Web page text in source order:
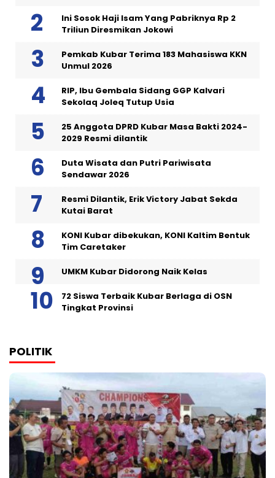
Ini Sosok Haji Isam Yang Pabriknya Rp 2
Triliun Diresmikan Jokowi
Pemkab Kubar Terima 183 Mahasiswa KKN
Unmul 2026
RIP, Ibu Gembala Sidang GGP Kalvari
Sekolaq Joleq Tutup Usia
25 Anggota DPRD Kubar Masa Bakti 2024-
2029 Resmi dilantik
Duta Wisata dan Putri Pariwisata
Sendawar 2026
Resmi Dilantik, Erik Victory Jabat Sekda
Kutai Barat
KONI Kubar dibekukan, KONI Kaltim Bentuk
Tim Caretaker
UMKM Kubar Didorong Naik Kelas
72 Siswa Terbaik Kubar Berlaga di OSN
Tingkat Provinsi
POLITIK